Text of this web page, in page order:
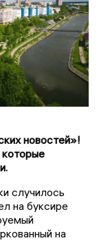
новостей»!
случилось
на буксире
на